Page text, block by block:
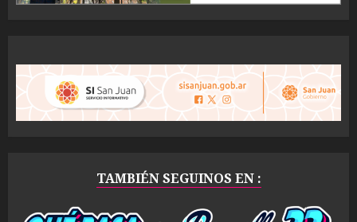
TAMBIÉN SEGUINOS EN :